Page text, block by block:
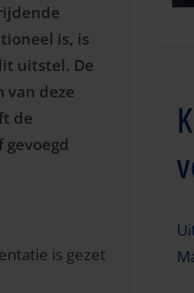
is, is
uitstel. De
van deze
de
is gezet